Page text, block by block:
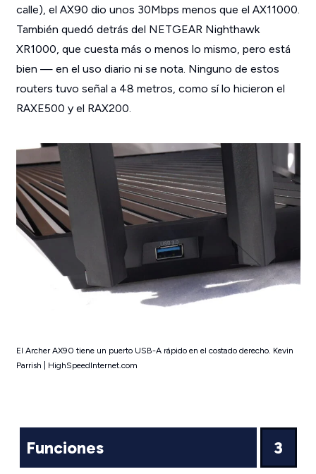
calle), el AX90 dio unos 30Mbps menos que el AX11000.
También quedó detrás del NETGEAR Nighthawk
XR1000, que cuesta más o menos lo mismo, pero está
bien — en el uso diario ni se nota. Ninguno de estos
routers tuvo señal a 48 metros, como sí lo hicieron el
RAXE500 y el RAX200.
El Archer AX90 tiene un puerto USB-A rápido en el costado derecho. Kevin
Parrish | HighSpeedInternet.com
Funciones 3